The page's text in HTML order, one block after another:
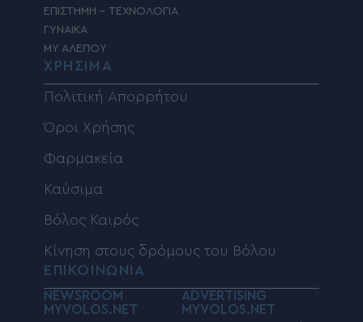
ΕΠΙΣΤΗΜΗ – ΤΕΧΝΟΛΟΓΙΑ
ΓΥΝΑΙΚΑ
MY ΑΛΕΠΟΥ
ΧΡΗΣΙΜΑ
Πολιτική Απορρήτου
Όροι Χρήσης
Φαρμακεία
Καύσιμα
Βόλος Καιρός
Κίνηση στους δρόμους του Βόλου
ΕΠΙΚΟΙΝΩΝΙΑ
NEWSROOM
MYVOLOS.NET
ADVERTISING
MYVOLOS.NET